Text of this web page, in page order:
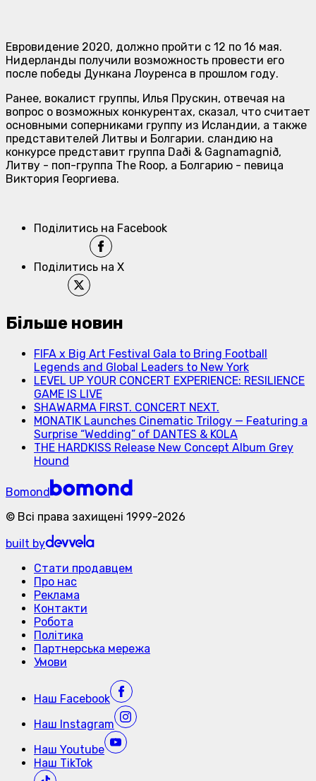
Евровидение 2020, должно пройти с 12 по 16 мая.
Нидерланды получили возможность провести его
после победы Дункана Лоуренса в прошлом году.
Ранее, вокалист группы, Илья Прускин, отвечая на
вопрос о возможных конкурентах, сказал, что считает
основными соперниками группу из Исландии, а также
представителей Литвы и Болгарии. сландию на
конкурсе представит группа Daði & Gagnamagnið,
Литву - поп-группа The Roop, а Болгарию - певица
Виктория Георгиева.
Поділитись на Facebook
Поділитись на X
Більше новин
FIFA x Big Art Festival Gala to Bring Football
Legends and Global Leaders to New York
LEVEL UP YOUR CONCERT EXPERIENCE: RESILIENCE
GAME IS LIVE
SHAWARMA FIRST. CONCERT NEXT.
MONATIK Launches Cinematic Trilogy — Featuring a
Surprise “Wedding” of DANTES & KOLA
THE HARDKISS Release New Concept Album Grey
Hound
Bomond
© Всі права захищені 1999-2026
built by
Стати продавцем
Про нас
Реклама
Контакти
Робота
Політика
Партнерська мережа
Умови
Наш Facebook
Наш Instagram
Наш Youtube
Наш TikTok